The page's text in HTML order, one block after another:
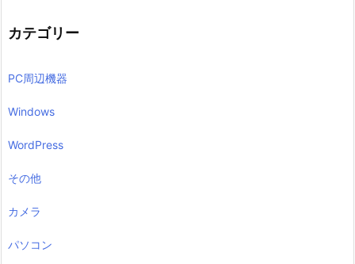
カテゴリー
PC周辺機器
Windows
WordPress
その他
カメラ
パソコン